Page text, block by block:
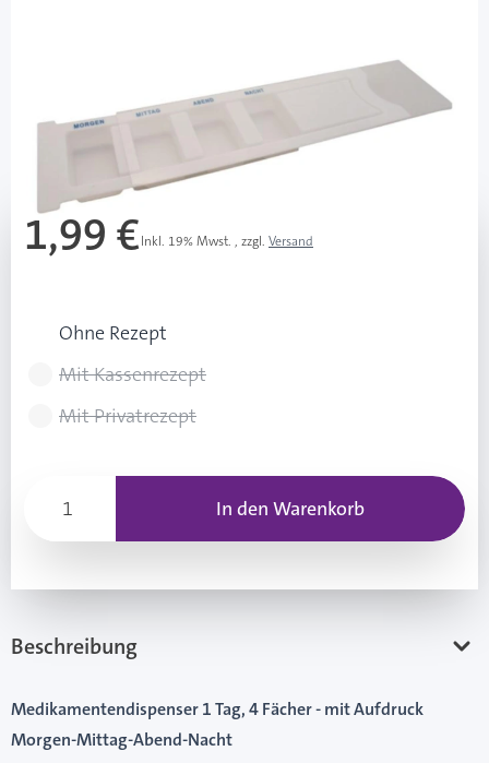
Lieferzeit 1-3 Werktage
Mehr über das Produkt
1,99 €Inkl. 19% Mwst. , zzgl. Versand
Ohne Rezept
Mit Kassenrezept
Mit Privatrezept
In den Warenkorb
Beschreibung
Medikamentendispenser 1 Tag, 4 Fächer - mit Aufdruck
Morgen-Mittag-Abend-Nacht